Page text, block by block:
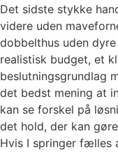
Det sidste stykke
videre uden
dobbelthus uden
realistisk budget, et
beslutningsgrundlag
det bedst mening at
kan se forskel på
det hold, der kan
Hvis I springer fælles